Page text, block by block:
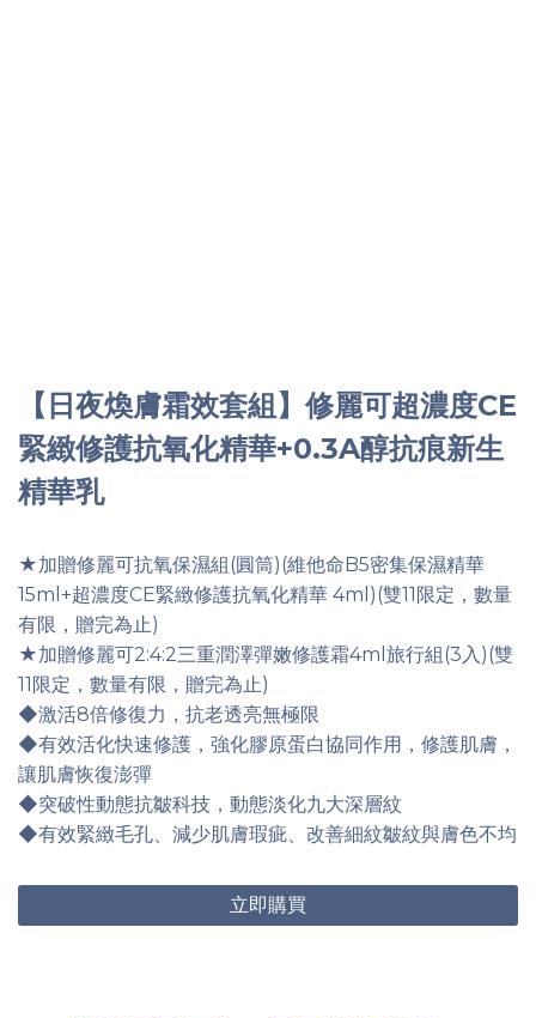
【日夜煥膚霜效套組】修麗可超濃度CE
緊緻修護抗氧化精華+0.3A醇抗痕新生
精華乳
★加贈修麗可抗氧保濕組(圓筒)(維他命B5密集保濕精華
15ml+超濃度CE緊緻修護抗氧化精華 4ml)(雙11限定，數量
有限，贈完為止)
★加贈修麗可2:4:2三重潤澤彈嫩修護霜4ml旅行組(3入)(雙
11限定，數量有限，贈完為止)
◆激活8倍修復力，抗老透亮無極限
◆有效活化快速修護，強化膠原蛋白協同作用，修護肌膚，
讓肌膚恢復澎彈
◆突破性動態抗皺科技，動態淡化九大深層紋
◆有效緊緻毛孔、減少肌膚瑕疵、改善細紋皺紋與膚色不均
立即購買